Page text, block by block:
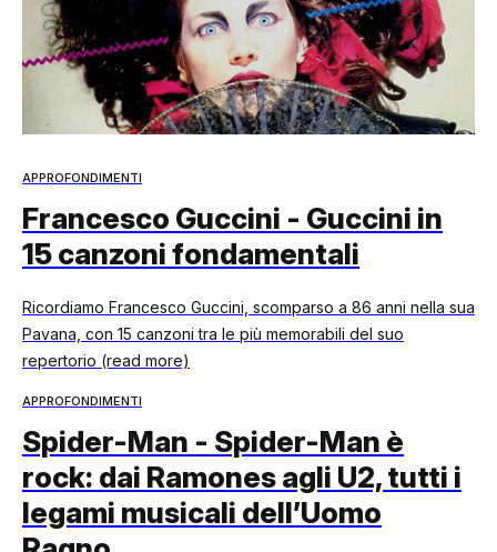
APPROFONDIMENTI
Francesco Guccini - Guccini in
15 canzoni fondamentali
Ricordiamo Francesco Guccini, scomparso a 86 anni nella sua
Pavana, con 15 canzoni tra le più memorabili del suo
repertorio (read more)
APPROFONDIMENTI
Spider-Man - Spider-Man è
rock: dai Ramones agli U2, tutti i
legami musicali dell’Uomo